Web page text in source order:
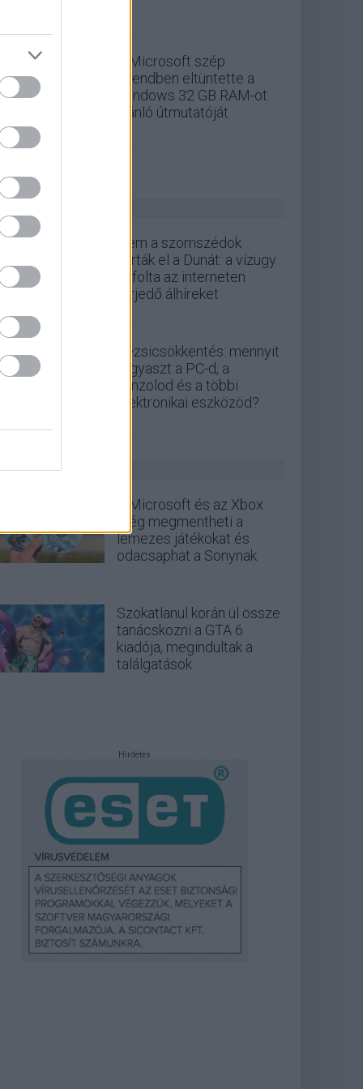
A Microsoft szép
csendben eltüntette a
Windows 32 GB RAM-ot
ajánló útmutatóját
Nem a szomszédok
zárták el a Dunát: a vízügy
cáfolta az interneten
terjedő álhíreket
Rezsicsökkentés: mennyit
fogyaszt a PC-d, a
konzolod és a többi
elektronikai eszközöd?
GS HÍREK
A Microsoft és az Xbox
még megmentheti a
lemezes játékokat és
odacsaphat a Sonynak
Szokatlanul korán ül össze
tanácskozni a GTA 6
kiadója, megindultak a
találgatások
Hirdetés